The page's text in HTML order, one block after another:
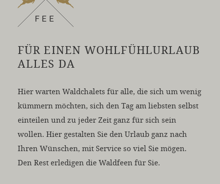
FEE
FÜR EINEN WOHLFÜHLURLAUB
ALLES DA
Hier warten Waldchalets für alle, die sich um wenig
kümmern möchten, sich den Tag am liebsten selbst
einteilen und zu jeder Zeit ganz für sich sein
wollen. Hier gestalten Sie den Urlaub ganz nach
Ihren Wünschen, mit Service so viel Sie mögen.
Den Rest erledigen die Waldfeen für Sie.